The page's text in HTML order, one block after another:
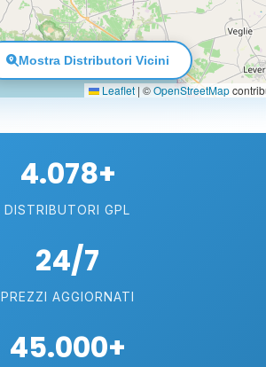
Leaflet | ©OpenStreetMap
Mostra Distributori Vicini
4.078+
DISTRIBUTORI GPL
24/7
PREZZI AGGIORNATI
45.000+